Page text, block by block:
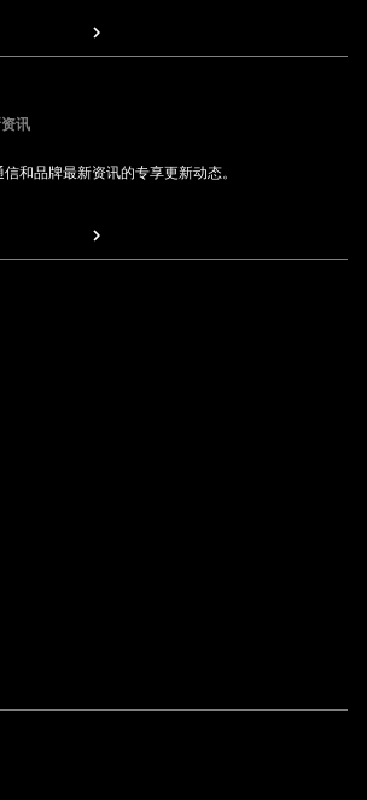
讯
和品牌最新资讯的专享更新动态。